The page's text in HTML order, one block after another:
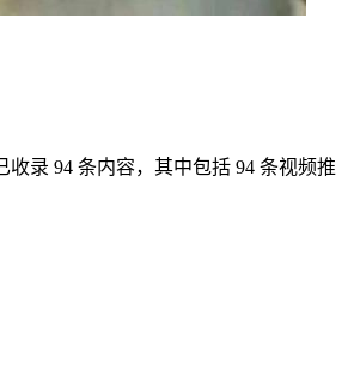
收录 94 条内容，其中包括 94 条视频推